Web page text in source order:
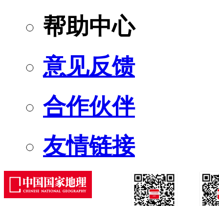
帮助中心
意见反馈
合作伙伴
友情链接